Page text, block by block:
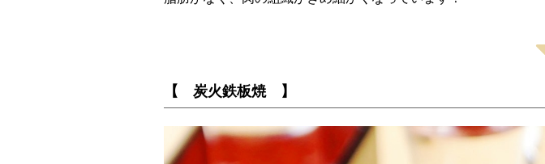
【 炭火鉄板焼 】